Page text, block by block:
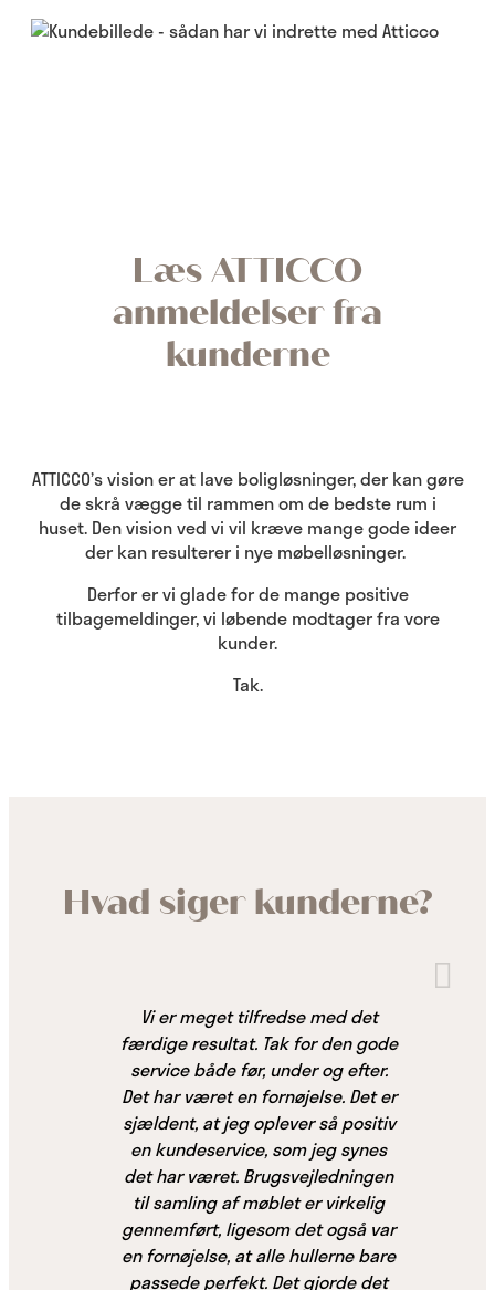
Læs ATTICCO
anmeldelser fra
kunderne
ATTICCO’s vision er at lave boligløsninger, der kan gøre
de skrå vægge til rammen om de bedste rum i
huset. Den vision ved vi vil kræve mange gode ideer
der kan resulterer i nye møbelløsninger.
Derfor er vi glade for de mange positive
tilbagemeldinger, vi løbende modtager fra vore
kunder.
Tak.
Hvad siger kunderne?
Vi er meget tilfredse med det
færdige resultat. Tak for den gode
service både før, under og efter.
Det har været en fornøjelse. Det er
sjældent, at jeg oplever så positiv
en kundeservice, som jeg synes
det har været. Brugsvejledningen
til samling af møblet er virkelig
gennemført, ligesom det også var
en fornøjelse, at alle hullerne bare
passede perfekt. Det gjorde det